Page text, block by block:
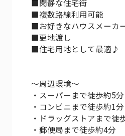
■閑静な住宅街
■複数路線利用可能
■お好きなハウスメーカ
■更地渡し
■住宅用地として最適♪
～周辺環境～
・スーパーまで徒歩約5分
・コンビニまで徒歩約1分
・ドラッグストアまで徒
・郵便局まで徒歩約4分